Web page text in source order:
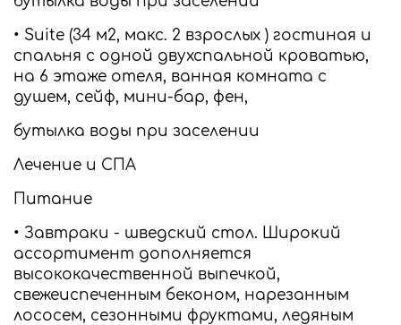
• Suite (34 м2, макс. 2 взрослых ) гостиная и
спальня с одной двухспальной кроватью,
на 6 этаже отеля, ванная комната с
душем, сейф, мини-бар, фен,
бутылка воды при заселении
Лечение и СПА
Питание
• Завтраки - шведский стол. Широкий
ассортимент дополняется
высококачественной выпечкой,
свежеиспеченным беконом, нарезанным
лососем, сезонными фруктами, ледяным